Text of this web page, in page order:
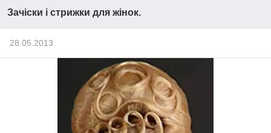
Зачіски і стрижки для жінок.
28.05.2013